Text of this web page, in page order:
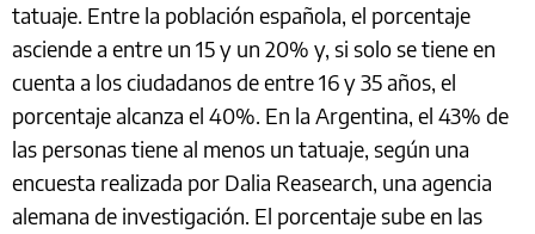
tatuaje. Entre la población española, el porcentaje
asciende a entre un 15 y un 20% y, si solo se tiene en
cuenta a los ciudadanos de entre 16 y 35 años, el
porcentaje alcanza el 40%. En la Argentina, el 43% de
las personas tiene al menos un tatuaje, según una
encuesta realizada por Dalia Reasearch, una agencia
alemana de investigación. El porcentaje sube en las